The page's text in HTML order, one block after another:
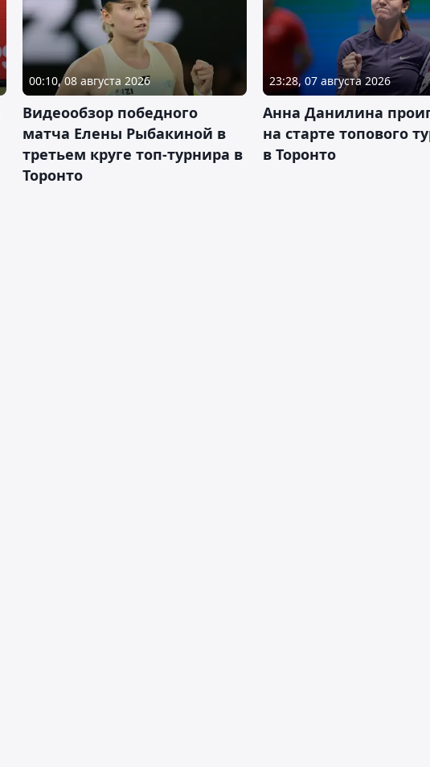
00:10, 08 августа 2026
Видеообзор победного
матча Елены Рыбакиной в
третьем круге топ-турнира в
Торонто
23:28, 07 августа 2026
Анна Данилина
на старте топового
в Торонто